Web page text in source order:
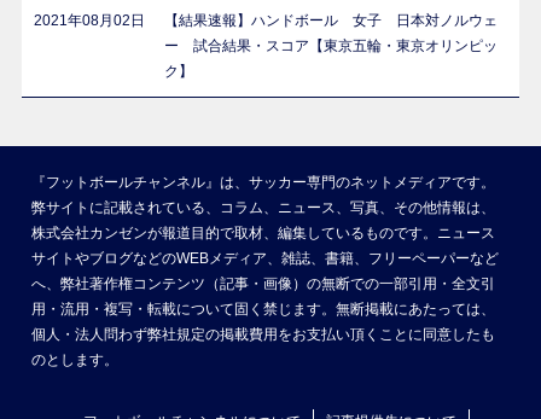
2021年08月02日
【結果速報】ハンドボール 女子 日本対ノルウェ
ー 試合結果・スコア【東京五輪・東京オリンピッ
ク】
『フットボールチャンネル』は、サッカー専門のネットメディアです。
弊サイトに記載されている、コラム、ニュース、写真、その他情報は、
株式会社カンゼンが報道目的で取材、編集しているものです。ニュース
サイトやブログなどのWEBメディア、雑誌、書籍、フリーペーパーなど
へ、弊社著作権コンテンツ（記事・画像）の無断での一部引用・全文引
用・流用・複写・転載について固く禁じます。無断掲載にあたっては、
個人・法人問わず弊社規定の掲載費用をお支払い頂くことに同意したも
のとします。